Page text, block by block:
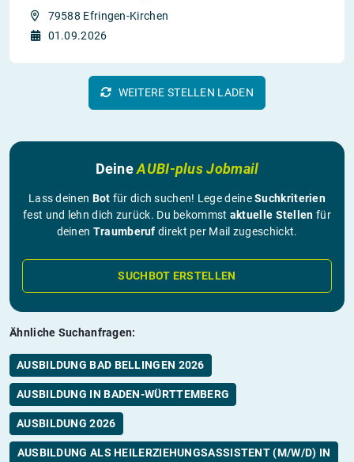
79588 Efringen-Kirchen
01.09.2026
WEITERE STELLEN LADEN
DeineAUBI-plus Jobmail
Lass deinen Bot für dich suchen! Lege deineSuchkriterien
fest und lehn dich zurück. Du bekommst aktuelle Stellen für
deinen Traumberuf direkt per Mail zugeschickt.
SUCHBOT ERSTELLEN
Ähnliche Suchanfragen:
AUSBILDUNG BAD BELLINGEN 2026
AUSBILDUNG IN BADEN-WÜRTTEMBERG
AUSBILDUNG 2026
AUSBILDUNG ALS HEILERZIEHUNGSASSISTENT (M/W/D) IN